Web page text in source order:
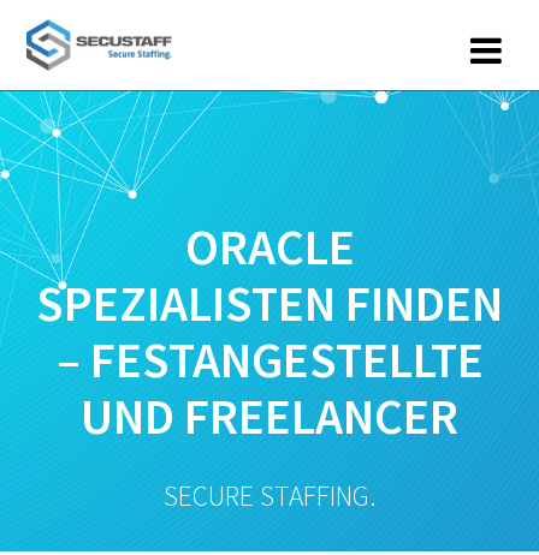
ORACLE
SPEZIALISTEN FINDEN
– FESTANGESTELLTE
UND FREELANCER
SECURE STAFFING.